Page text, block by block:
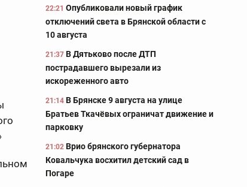
22:21 Опубликовали новый график
отключений света в Брянской области с
10 августа
21:37 В Дятьково после ДТП
пострадавшего вырезали из
искореженного авто
21:14 В Брянске 9 августа на улице
Братьев Ткачёвых ограничат движение и
парковку
21:02 Врио брянского губернатора
Ковальчука восхитил детский сад в
Погаре